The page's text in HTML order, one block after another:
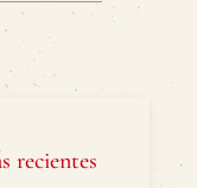
recientes